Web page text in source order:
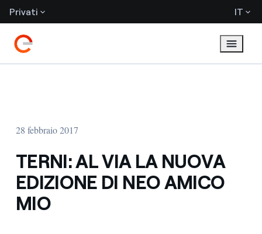
Privati IT
28 febbraio 2017
TERNI: AL VIA LA NUOVA
EDIZIONE DI NEO AMICO
MIO